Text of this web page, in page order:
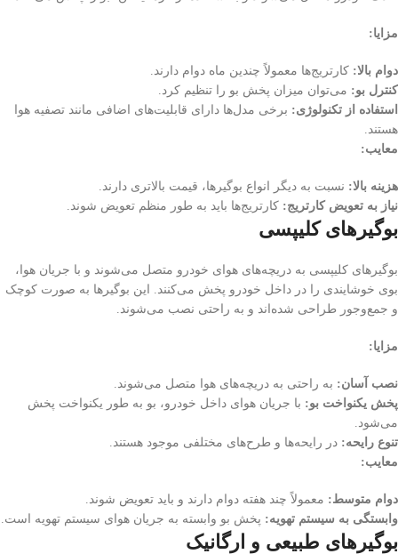
مزایا:
دوام بالا: کارتریج‌ها معمولاً چندین ماه دوام دارند.
کنترل بو: می‌توان میزان پخش بو را تنظیم کرد.
استفاده از تکنولوژی: برخی مدل‌ها دارای قابلیت‌های اضافی مانند تصفیه هوا
هستند.
معایب:
هزینه بالا: نسبت به دیگر انواع بوگیرها، قیمت بالاتری دارند.
نیاز به تعویض کارتریج: کارتریج‌ها باید به طور منظم تعویض شوند.
بوگیرهای کلیپسی
بوگیرهای کلیپسی به دریچه‌های هوای خودرو متصل می‌شوند و با جریان هوا،
بوی خوشایندی را در داخل خودرو پخش می‌کنند. این بوگیرها به صورت کوچک
و جمع‌وجور طراحی شده‌اند و به راحتی نصب می‌شوند.
مزایا:
نصب آسان: به راحتی به دریچه‌های هوا متصل می‌شوند.
پخش یکنواخت بو: با جریان هوای داخل خودرو، بو به طور یکنواخت پخش
می‌شود.
تنوع رایحه: در رایحه‌ها و طرح‌های مختلفی موجود هستند.
معایب:
دوام متوسط: معمولاً چند هفته دوام دارند و باید تعویض شوند.
وابستگی به سیستم تهویه: پخش بو وابسته به جریان هوای سیستم تهویه است.
بوگیرهای طبیعی و ارگانیک